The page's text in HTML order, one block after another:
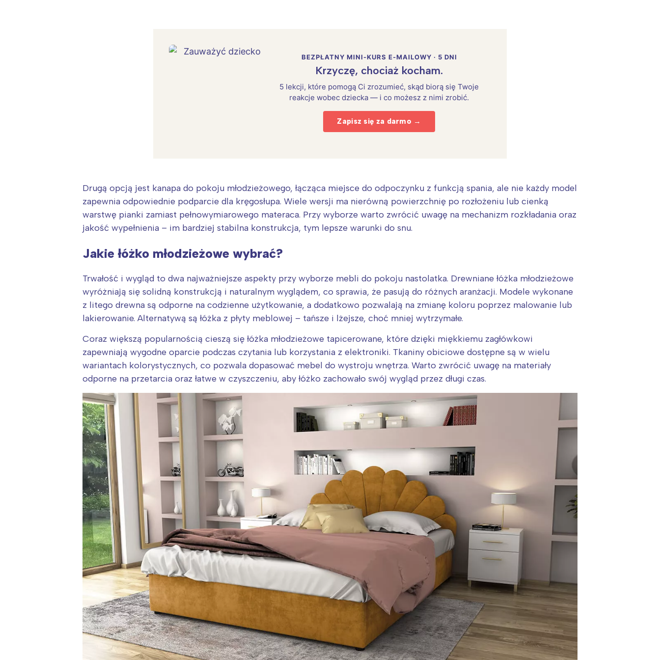
BEZPŁATNY MINI-KURS E-MAILOWY · 5 DNI
Krzyczę, chociaż kocham.
5 lekcji, które pomogą Ci zrozumieć, skąd biorą się Twoje
reakcje wobec dziecka — i co możesz z nimi zrobić.
Zapisz się za darmo →
Drugą opcją jest kanapa do pokoju młodzieżowego, łącząca miejsce do odpoczynku z funkcją spania, ale nie każdy model
zapewnia odpowiednie podparcie dla kręgosłupa. Wiele wersji ma nierówną powierzchnię po rozłożeniu lub cienką
warstwę pianki zamiast pełnowymiarowego materaca. Przy wyborze warto zwrócić uwagę na mechanizm rozkładania oraz
jakość wypełnienia – im bardziej stabilna konstrukcja, tym lepsze warunki do snu.
Jakie łóżko młodzieżowe wybrać?
Trwałość i wygląd to dwa najważniejsze aspekty przy wyborze mebli do pokoju nastolatka. Drewniane łóżka młodzieżowe
wyróżniają się solidną konstrukcją i naturalnym wyglądem, co sprawia, że pasują do różnych aranżacji. Modele wykonane
z litego drewna są odporne na codzienne użytkowanie, a dodatkowo pozwalają na zmianę koloru poprzez malowanie lub
lakierowanie. Alternatywą są łóżka z płyty meblowej – tańsze i lżejsze, choć mniej wytrzymałe.
Coraz większą popularnością cieszą się łóżka młodzieżowe tapicerowane, które dzięki miękkiemu zagłówkowi
zapewniają wygodne oparcie podczas czytania lub korzystania z elektroniki. Tkaniny obiciowe dostępne są w wielu
wariantach kolorystycznych, co pozwala dopasować mebel do wystroju wnętrza. Warto zwrócić uwagę na materiały
odporne na przetarcia oraz łatwe w czyszczeniu, aby łóżko zachowało swój wygląd przez długi czas.
Wybieram